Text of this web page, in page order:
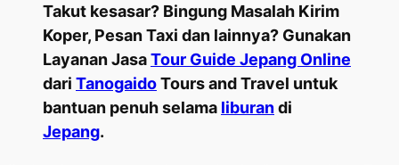
Takut kesasar? Bingung Masalah Kirim
Koper, Pesan Taxi dan lainnya? Gunakan
Layanan JasaTour Guide Jepang Online
dari TanogaidoTours and Travel untuk
bantuan penuh selama liburandi
Jepang.